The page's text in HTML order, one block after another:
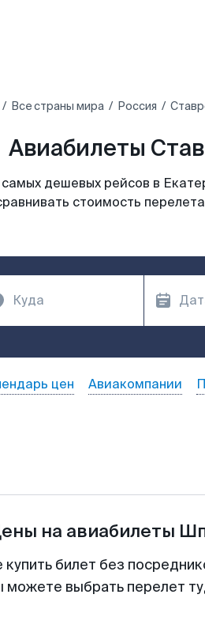
Все страны мира Россия
Авиабилеты
дешевых рейсов в
стоимость
цен Авиакомпании
на авиабилеты
билет без
можете выбрать перелет